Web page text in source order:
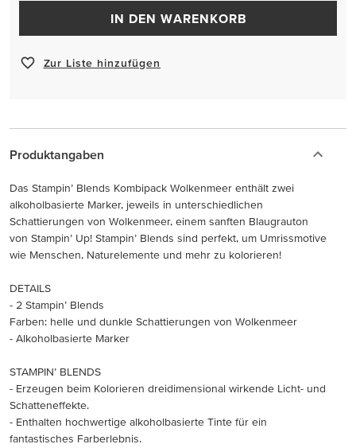
IN DEN WARENKORB
Zur Liste hinzufügen
Produktangaben
Das Stampin’ Blends Kombipack Wolkenmeer enthält zwei
alkoholbasierte Marker, jeweils in unterschiedlichen
Schattierungen von Wolkenmeer, einem sanften Blaugrauton
von Stampin’ Up! Stampin’ Blends sind perfekt, um Umrissmotive
wie Menschen, Naturelemente und mehr zu kolorieren!
DETAILS
- 2 Stampin’ Blends
Farben: helle und dunkle Schattierungen von Wolkenmeer
- Alkoholbasierte Marker
STAMPIN’ BLENDS
- Erzeugen beim Kolorieren dreidimensional wirkende Licht- und
Schatteneffekte.
- Enthalten hochwertige alkoholbasierte Tinte für ein
fantastisches Farberlebnis.